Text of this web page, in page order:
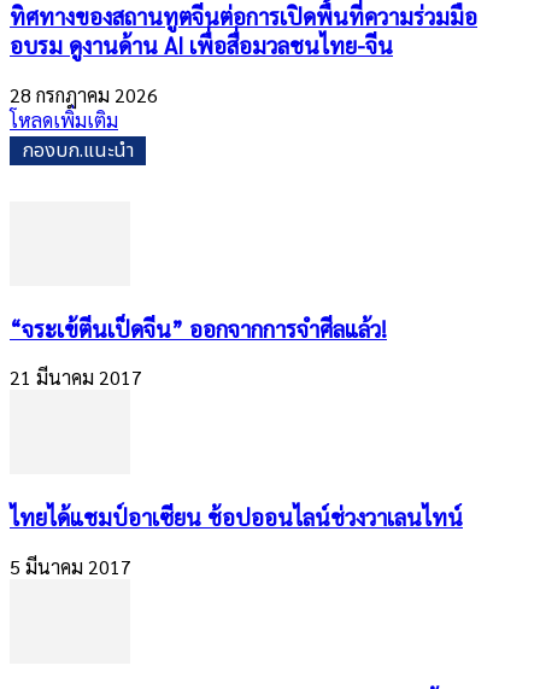
ทิศทางของสถานทูตจีนต่อการเปิดพื้นที่ความร่วมมือ
อบรม ดูงานด้าน AI เพื่อสื่อมวลชนไทย-จีน
28 กรกฎาคม 2026
โหลดเพิ่มเติม
กองบก.แนะนำ
​“จระเข้ตีนเป็ดจีน” ออกจากการจำศีลแล้ว!
21 มีนาคม 2017
​ไทยได้แชมป์อาเซียน ช้อปออนไลน์ช่วงวาเลนไทน์
5 มีนาคม 2017